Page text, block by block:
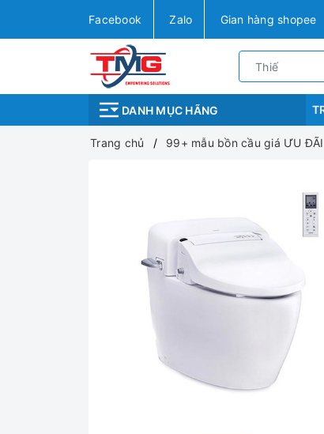
Facebook Zalo Gian hàng shopee
DANH MỤC HÃNG
Trang chủ 99+ mẫu bồn cầu giá ƯU ĐÃI